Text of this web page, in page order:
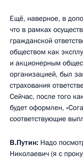
Ещё, наверное, в
что в рамках
гражданской
обществом как
и акционерным
организацией, был
страхования
Сейчас, после того
будет оформлен,
соответствующие
В.Путин: Надо
Николаевич (я с